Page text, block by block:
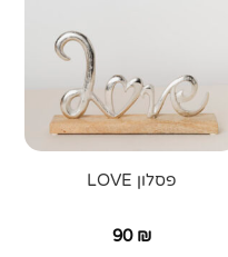
פסלון LOVE
90₪